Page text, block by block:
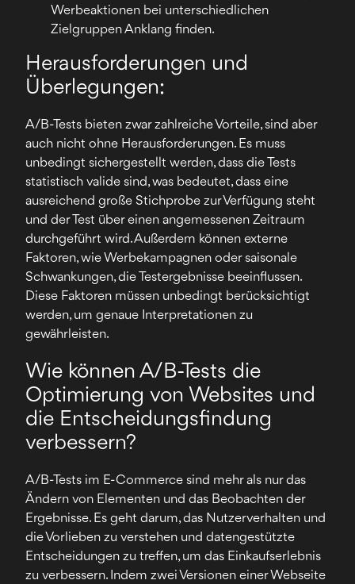
Werbeaktionen bei unterschiedlichen
Zielgruppen Anklang finden.
Herausforderungen und
Überlegungen:
A/B-Tests bieten zwar zahlreiche Vorteile, sind aber
auch nicht ohne Herausforderungen. Es muss
unbedingt sichergestellt werden, dass die Tests
statistisch valide sind, was bedeutet, dass eine
ausreichend große Stichprobe zur Verfügung steht
und der Test über einen angemessenen Zeitraum
durchgeführt wird. Außerdem können externe
Faktoren, wie Werbekampagnen oder saisonale
Schwankungen, die Testergebnisse beeinflussen.
Diese Faktoren müssen unbedingt berücksichtigt
werden, um genaue Interpretationen zu
gewährleisten.
Wie können A/B-Tests die
Optimierung von Websites und
die Entscheidungsfindung
verbessern?
A/B-Tests im E-Commerce sind mehr als nur das
Ändern von Elementen und das Beobachten der
Ergebnisse. Es geht darum, das Nutzerverhalten und
die Vorlieben zu verstehen und datengestützte
Entscheidungen zu treffen, um das Einkaufserlebnis
zu verbessern. Indem zwei Versionen einer Webseite